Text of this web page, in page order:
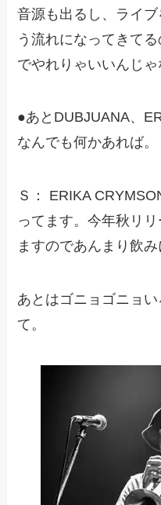
音源も出るし、ライ
う流れになってきて
でやれりゃいいんじゃ
●あとDUBJUANA、
なんでも何かあれば。
Ｓ： ERIKA
ってます。今年秋リ
ますのであんまり飲
あとはゴニョゴニョ
て。